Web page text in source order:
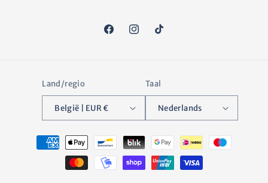
FacebookInstagram
TikTok
Land/regio
België | EUR €
Taal
Nederlands
Betaalmethoden